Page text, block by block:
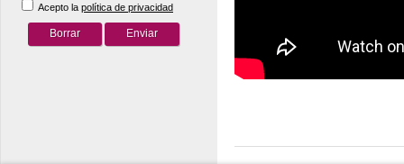
Acepto la política de privacidad